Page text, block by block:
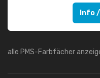
Info
alle PMS-Farbfächer